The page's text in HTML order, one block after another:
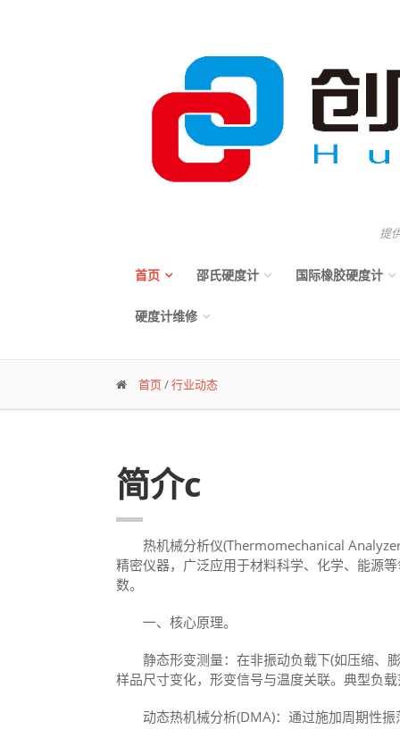
提
首页 邵氏硬度计 国际橡胶硬度计
硬度计维修
首页/行业动态
简介c
热机械分析仪(Thermomechanical
精密仪器，广泛应用于材料科学、化学、能源
数‌。
一、核心原理。
静态形变测量‌：在非振动负载下(如压缩、膨
样品尺寸变化，形变信号与温度关联‌。典型负
动态热机械分析(DMA)‌：通过施加周期性振